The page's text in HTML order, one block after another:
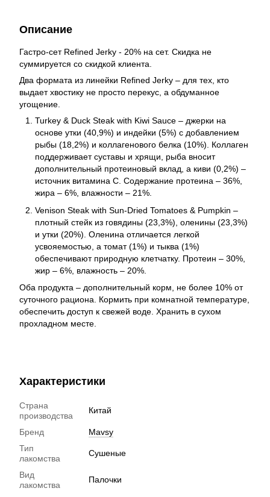
Описание
Гастро-сет Refined Jerky - 20% на сет. Скидка не
суммируется со скидкой клиента.
Два формата из линейки Refined Jerky – для тех, кто
выдает хвостику не просто перекус, а обдуманное
угощение.
Turkey & Duck Steak with Kiwi Sauce – джерки на
основе утки (40,9%) и индейки (5%) с добавлением
рыбы (18,2%) и коллагенового белка (10%). Коллаген
поддерживает суставы и хрящи, рыба вносит
дополнительный протеиновый вклад, а киви (0,2%) –
источник витамина С. Содержание протеина – 36%,
жира – 6%, влажности – 21%.
Venison Steak with Sun-Dried Tomatoes & Pumpkin –
плотный стейк из говядины (23,3%), оленины (23,3%)
и утки (20%). Оленина отличается легкой
усвояемостью, а томат (1%) и тыква (1%)
обеспечивают природную клетчатку. Протеин – 30%,
жир – 6%, влажность – 20%.
Оба продукта – дополнительный корм, не более 10% от
суточного рациона. Кормить при комнатной температуре,
обеспечить доступ к свежей воде. Хранить в сухом
прохладном месте.
Характеристики
Страна
производства
Китай
Бренд
Mavsy
Тип
лакомства
Сушеные
Вид
лакомства
Палочки